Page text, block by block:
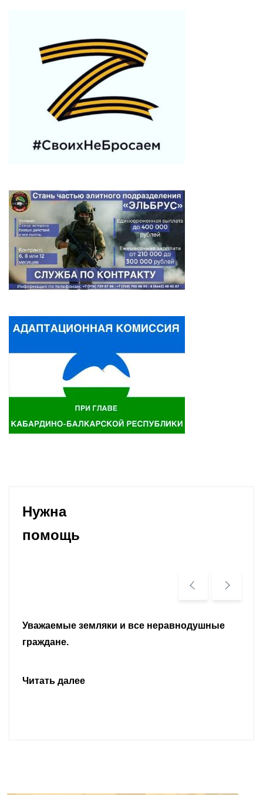
Нужна
помощь
Уважаемые земляки и все неравнодушные
граждане.
Читать далее